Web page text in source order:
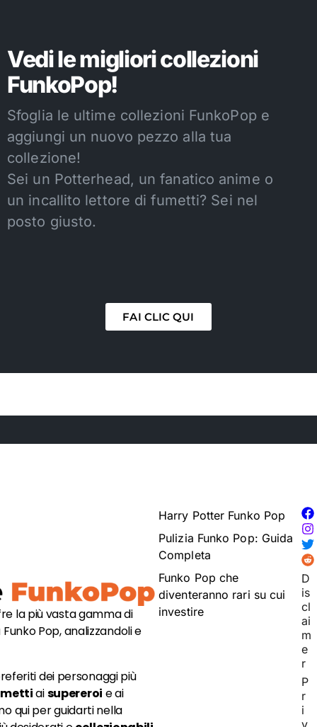
Vedi le migliori collezioni
FunkoPop!
Sfoglia le ultime collezioni FunkoPop e
aggiungi un nuovo pezzo alla tua
collezione!
Sei un Potterhead, un fanatico anime o
un incallito lettore di fumetti? Sei nel
posto giusto.
FAI CLIC QUI
la più vasta gamma di
Pop, analizzandoli e
dei personaggi più
aisupereroi e ai
qui per guidarti nella
Harry Potter Funko Pop
Pulizia Funko Pop: Guida
Completa
Funko Pop che
diventeranno rari su cui
investire
D
is
cl
ai
m
e
r
P
r
i